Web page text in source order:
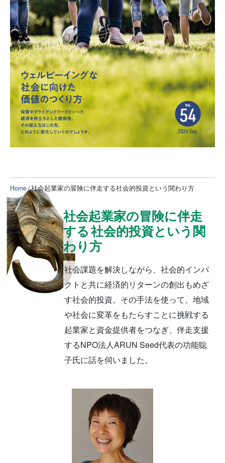
Home/ 社会起業家の冒険に伴走する社会的投資という関わり方
社会起業家の冒険に伴走
する社会的投資という関
わり方
社会課題を解決しながら、社会的インパ
クトと共に経済的リターンの創出もめざ
す社会的投資。その手法を使って、地域
や社会に変革をもたらすことに挑戦する
起業家と資金提供者をつなぎ、伴走支援
するNPO法人ARUN Seed代表の功能聡
子氏に話を伺いました。